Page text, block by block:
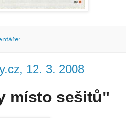
12. 3. 2008
místo sešitů"